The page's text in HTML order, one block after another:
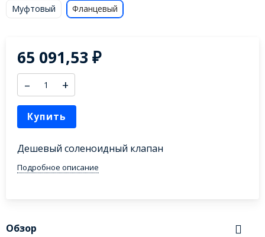
Муфтовый
Фланцевый
65 091,53₽
– +
Купить
Дешевый соленоидный клапан
Подробное описание
Обзор